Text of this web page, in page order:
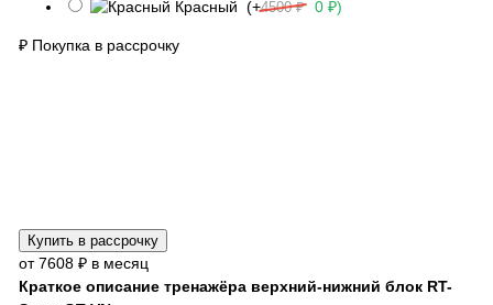
Красный (+4500 ₽ 0 ₽)
₽ Покупка в рассрочку
Купить в рассрочку
от 7608 ₽ в месяц
Краткое описание тренажёра верхний-нижний блок RT-